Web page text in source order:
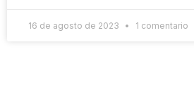
16 de agosto de 2023 1 comentario